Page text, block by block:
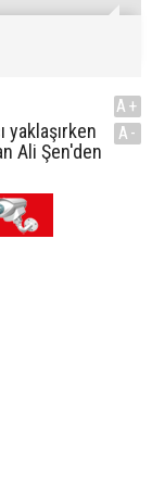
yaklaşırken
Ali Şen'den
A+
A-